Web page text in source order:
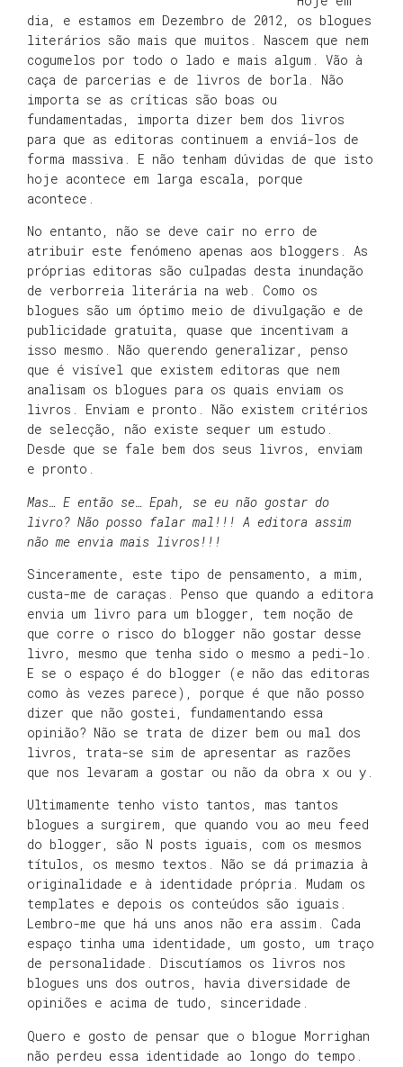
dia, e estamos em Dezembro de 2012, os blogues
literários são mais que muitos. Nascem que nem
cogumelos por todo o lado e mais algum. Vão à
caça de parcerias e de livros de borla. Não
importa se as críticas são boas ou
fundamentadas, importa dizer bem dos livros
para que as editoras continuem a enviá-los de
forma massiva. E não tenham dúvidas de que isto
hoje acontece em larga escala, porque
acontece.
No entanto, não se deve cair no erro de
atribuir este fenómeno apenas aos bloggers. As
próprias editoras são culpadas desta inundação
de verborreia literária na web. Como os
blogues são um óptimo meio de divulgação e de
publicidade gratuita, quase que incentivam a
isso mesmo. Não querendo generalizar, penso
que é visível que existem editoras que nem
analisam os blogues para os quais enviam os
livros. Enviam e pronto. Não existem critérios
de selecção, não existe sequer um estudo.
Desde que se fale bem dos seus livros, enviam
e pronto.
Mas… E então se… Epah, se eu não gostar do
livro? Não posso falar mal!!! A editora assim
não me envia mais livros!!!
Sinceramente, este tipo de pensamento, a mim,
custa-me de caraças. Penso que quando a editora
envia um livro para um blogger, tem noção de
que corre o risco do blogger não gostar desse
livro, mesmo que tenha sido o mesmo a pedi-lo.
E se o espaço é do blogger (e não das editoras
como às vezes parece), porque é que não posso
dizer que não gostei, fundamentando essa
opinião? Não se trata de dizer bem ou mal dos
livros, trata-se sim de apresentar as razões
que nos levaram a gostar ou não da obra x ou y.
Ultimamente tenho visto tantos, mas tantos
blogues a surgirem, que quando vou ao meu feed
do blogger, são N posts iguais, com os mesmos
títulos, os mesmo textos. Não se dá primazia à
originalidade e à identidade própria. Mudam os
templates e depois os conteúdos são iguais.
Lembro-me que há uns anos não era assim. Cada
espaço tinha uma identidade, um gosto, um traço
de personalidade. Discutíamos os livros nos
blogues uns dos outros, havia diversidade de
opiniões e acima de tudo, sinceridade.
Quero e gosto de pensar que o blogue Morrighan
não perdeu essa identidade ao longo do tempo.